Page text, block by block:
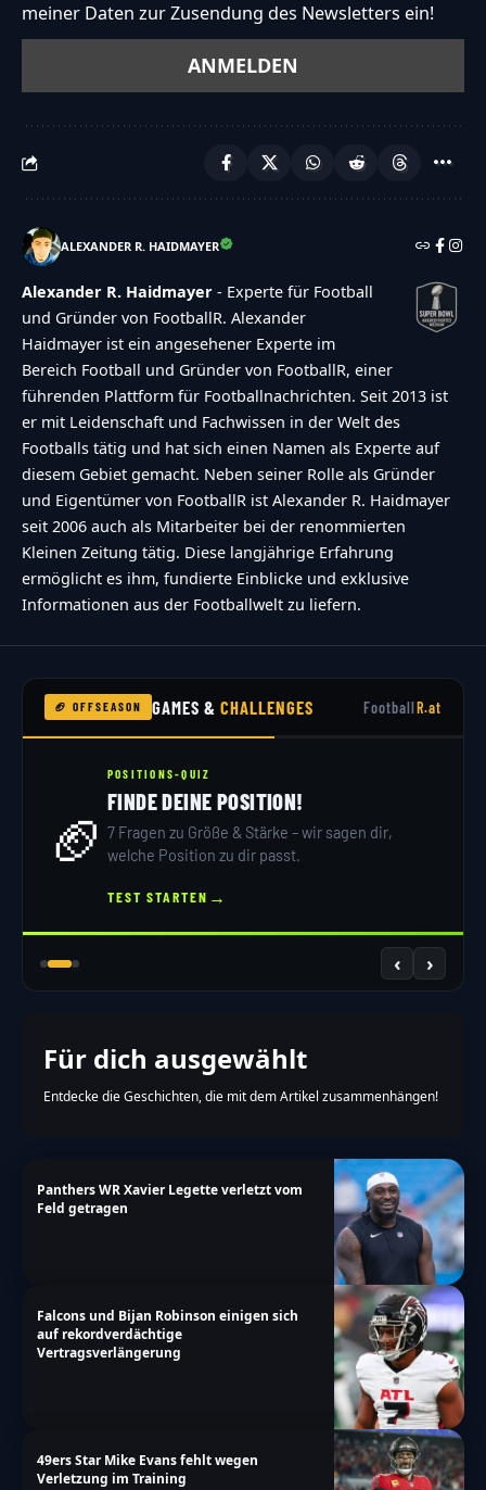
meiner Daten zur Zusendung des Newsletters ein!
ALEXANDER R. HAIDMAYER
Alexander R. Haidmayer - Experte für Football
und Gründer von FootballR. Alexander
Haidmayer ist ein angesehener Experte im
Bereich Football und Gründer von FootballR, einer
führenden Plattform für Footballnachrichten. Seit 2013 ist
er mit Leidenschaft und Fachwissen in der Welt des
Footballs tätig und hat sich einen Namen als Experte auf
diesem Gebiet gemacht. Neben seiner Rolle als Gründer
und Eigentümer von FootballR ist Alexander R. Haidmayer
seit 2006 auch als Mitarbeiter bei der renommierten
Kleinen Zeitung tätig. Diese langjährige Erfahrung
ermöglicht es ihm, fundierte Einblicke und exklusive
Informationen aus der Footballwelt zu liefern.
🏈 OFFSEASON GAMES &CHALLENGES FootballR.at
🏈
POSITIONS-QUIZ
FINDE DEINE POSITION!
7 Fragen zu Größe & Stärke – wir sagen dir,
welche Position zu dir passt.
TEST STARTEN →
‹ ›
Für dich ausgewählt
Entdecke die Geschichten, die mit dem Artikel zusammenhängen!
Panthers WR Xavier Legette verletzt vom
Feld getragen
Falcons und Bijan Robinson einigen sich
auf rekordverdächtige
Vertragsverlängerung
49ers Star Mike Evans fehlt wegen
Verletzung im Training